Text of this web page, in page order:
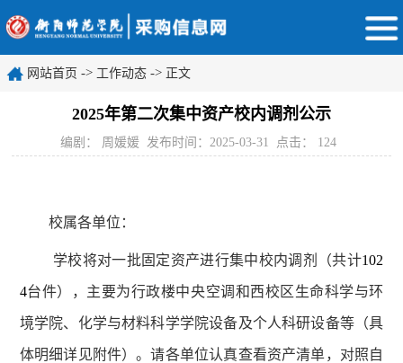
网站首页 -> 工作动态 -> 正文
2025年第二次集中资产校内调剂公示
编剧： 周媛媛 发布时间：2025-03-31 点击： 124
校属各单位：
学校将对一批固定资产进行集中校内调剂（共计102
4台件），主要为行政楼中央空调和西校区生命科学与环
境学院、化学与材料科学学院设备及个人科研设备等（具
体明细详见附件）。请各单位认真查看资产清单，对照自